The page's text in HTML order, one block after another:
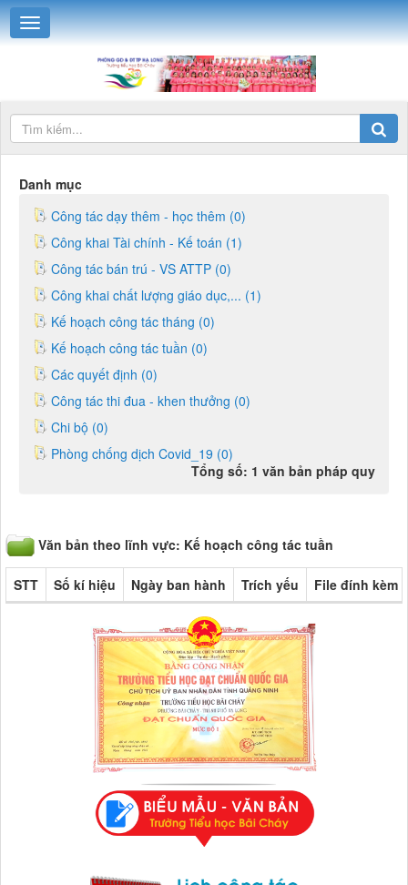
Danh mục
Công tác dạy thêm - học thêm (0)
Công khai Tài chính - Kế toán (1)
Công tác bán trú - VS ATTP (0)
Công khai chất lượng giáo dục,... (1)
Kế hoạch công tác tháng (0)
Kế hoạch công tác tuần (0)
Các quyết định (0)
Công tác thi đua - khen thưởng (0)
Chi bộ (0)
Phòng chống dịch Covid_19 (0)
Tổng số: 1 văn bản pháp quy
Văn bản theo lĩnh vực: Kế hoạch công tác tuần
STT Số kí hiệu Ngày ban hành Trích yếu File đính kèm